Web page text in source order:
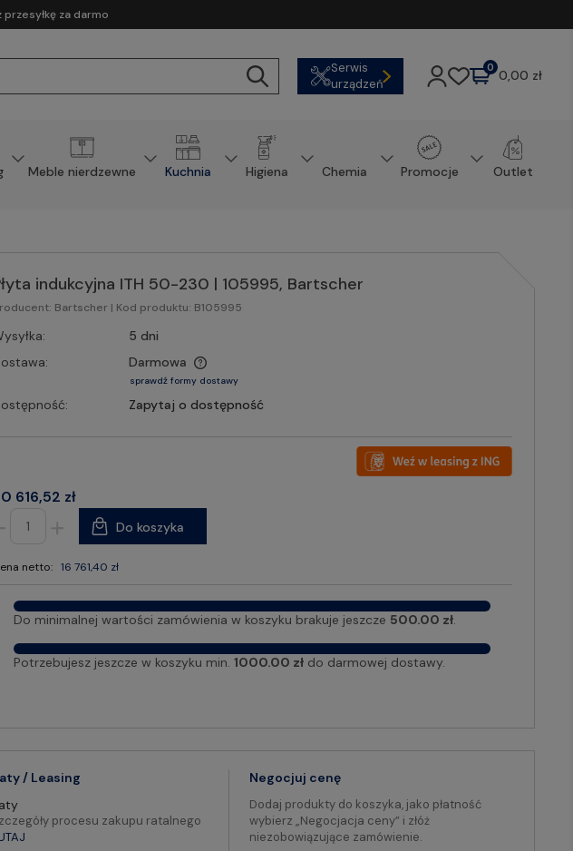
za darmo
Serwis
urządzeń
0,00 zł
0
Meble nierdzewne Kuchnia Higiena Chemia Promocje Outlet
indukcyjna ITH 50-230 | 105995, Bartscher
Bartscher | Kod produktu: B105995
5 dni
Darmowa
sprawdź formy dostawy
Zapytaj o dostępność
616,52 zł
netto: 16 761,40 zł
Do koszyka
Do minimalnej wartości zamówienia w koszyku brakuje jeszcze 500.00 zł.
Potrzebujesz jeszcze w koszyku min. 1000.00 złdo darmowej dostawy.
/ Leasing
procesu zakupu ratalnego
Negocjuj cenę
Dodaj produkty do koszyka, jako płatność
wybierz „Negocjacja ceny” i złóż
niezobowiązujące zamówienie.